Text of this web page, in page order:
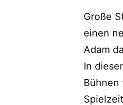
Große
einen
Adam
In
Bühnen